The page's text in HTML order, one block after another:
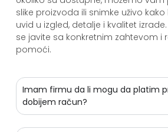
slike proizvoda ili snimke uživo
uvid u izgled, detalje i kvalitet
se javite sa konkretnim zahtevom
pomoći.
Imam firmu da li mogu da platim
dobijem račun?